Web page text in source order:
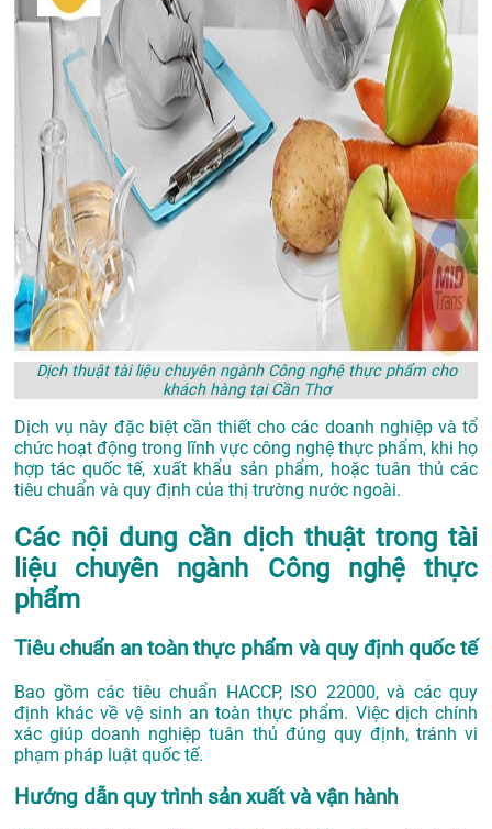
Dịch thuật tài liệu chuyên ngành Công nghệ thực phẩm cho
khách hàng tại Cần Thơ
Dịch vụ này đặc biệt cần thiết cho các doanh nghiệp và tổ
chức hoạt động trong lĩnh vực công nghệ thực phẩm, khi họ
hợp tác quốc tế, xuất khẩu sản phẩm, hoặc tuân thủ các
tiêu chuẩn và quy định của thị trường nước ngoài.
Các nội dung cần dịch thuật trong tài
liệu chuyên ngành Công nghệ thực
phẩm
Tiêu chuẩn an toàn thực phẩm và quy định quốc tế
Bao gồm các tiêu chuẩn HACCP, ISO 22000, và các quy
định khác về vệ sinh an toàn thực phẩm. Việc dịch chính
xác giúp doanh nghiệp tuân thủ đúng quy định, tránh vi
phạm pháp luật quốc tế.
Hướng dẫn quy trình sản xuất và vận hành